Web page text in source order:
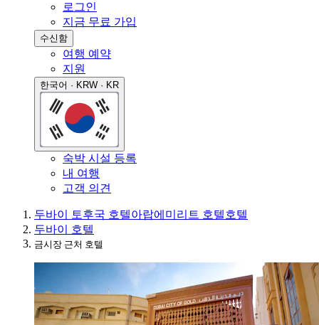
로그인
지금 무료 가입
수신함
여행 예약
지원
한국어 · KRW · KR
숙박 시설 등록
내 여행
고객 의견
두바이 토후국 호텔아랍에미리트 호텔호텔
두바이 호텔
금시장 근처 호텔